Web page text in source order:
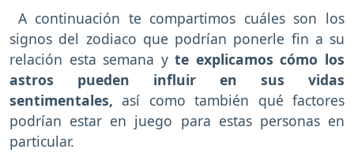
A continuación te compartimos cuáles son los
signos del zodiaco que podrían ponerle fin a su
relación esta semana yte explicamos cómo los
astros pueden influir en sus vidas
sentimentales,así como también qué factores
podrían estar en juego para estas personas en
particular.